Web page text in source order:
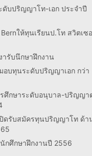
ดับปริญญาโท-เอก ประจำปี
ให้ทุนเรียนป.โท สวิตเซ
ารับนึกษาฝึกงาน
อบทุนระดับปริญญาเอก กว่า
ศึกษาระดับอนุบาล-ปริญญา
ดรับสมัครทุนปริญญาโท ด้า
กศึกษาฝึกงานปี 2556